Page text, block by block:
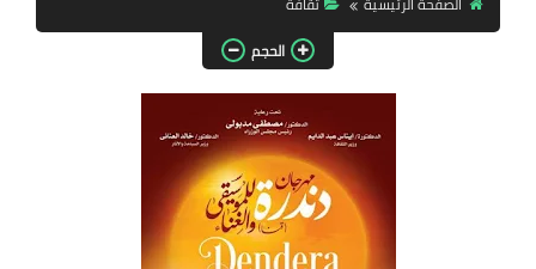
مقالات واراء
محافظات
القاهرة
القليوبية
الجيزة
الحجم